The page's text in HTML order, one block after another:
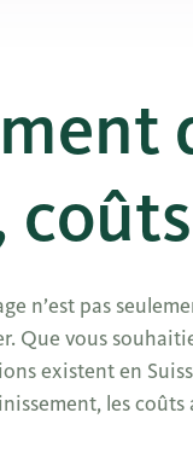
n’est pas
Que vous
existent en
les